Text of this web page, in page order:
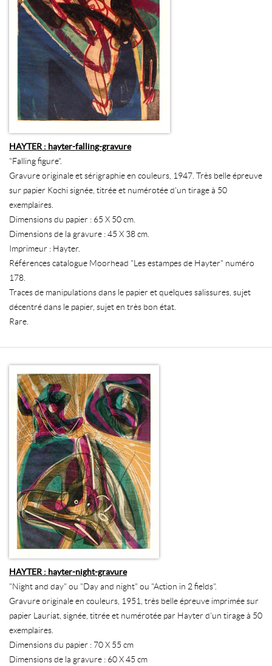
HAYTER : hayter-falling-gravure
"Falling figure".
Gravure originale et sérigraphie en couleurs, 1947. Très belle épreuve
sur papier Kochi signée, titrée et numérotée d'un tirage à 50
exemplaires.
Dimensions du papier : 65 X 50 cm.
Dimensions de la gravure : 45 X 38 cm.
Imprimeur : Hayter.
Références catalogue Moorhead "Les estampes de Hayter" numéro
178.
Traces de manipulations dans le papier et quelques salissures, sujet
décentré dans le papier, sujet en très bon état.
Rare.
HAYTER : hayter-night-gravure
"Night and day" ou "Day and night" ou "Action in 2 fields".
Gravure originale en couleurs, 1951, très belle épreuve imprimée sur
papier Lauriat, signée, titrée et numérotée par Hayter d'un tirage à 50
exemplaires.
Dimensions du papier : 70 X 55 cm
Dimensions de la gravure : 60 X 45 cm